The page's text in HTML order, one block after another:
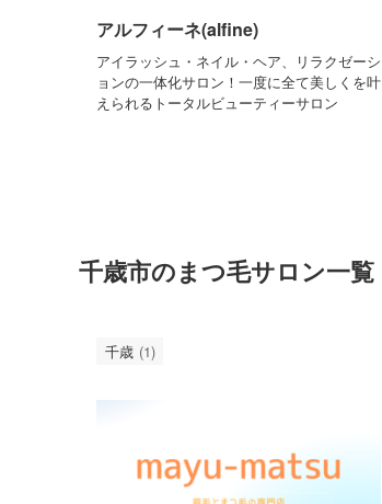
アルフィーネ(alfine)
アイラッシュ・ネイル・ヘア、リラクゼーシ
ョンの一体化サロン！一度に全て美しくを叶
えられるトータルビューティーサロン
千歳市のまつ毛サロン一覧
千歳 (1)